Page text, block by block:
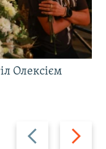
Назад Вперед
Олексієм